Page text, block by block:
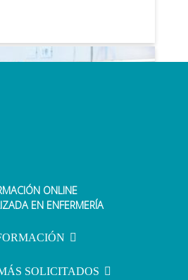
plazas del EIR
ONLINE
EN ENFERMERÍA
SOLICITADOS